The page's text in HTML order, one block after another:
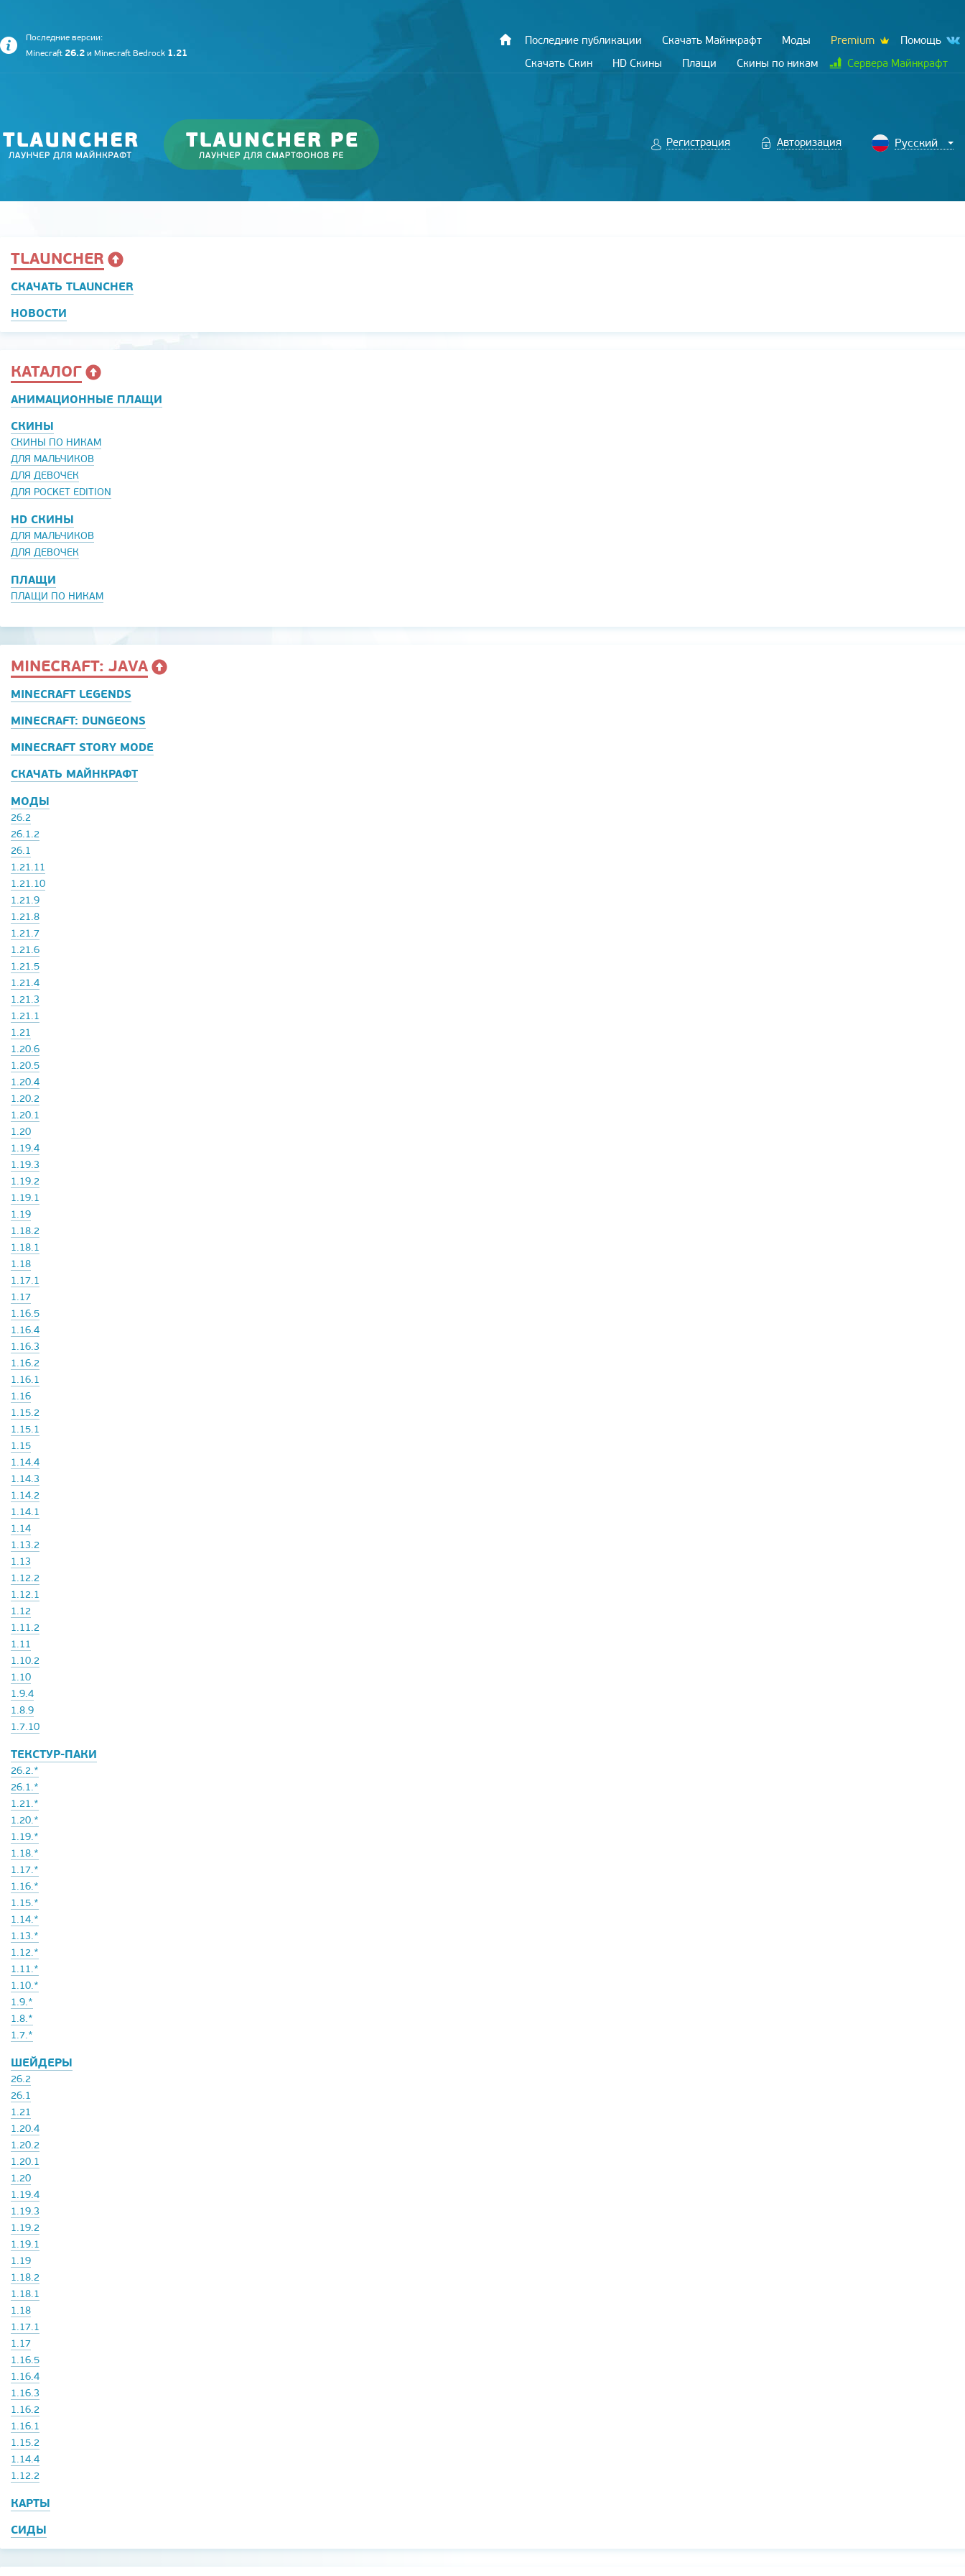
Последние версии:
Minecraft 26.2 и Minecraft Bedrock 1.21
Последние публикации Скачать Майнкрафт Моды Premium
Помощь
Скачать Скин
HD Скины Плащи Скины по никам Сервера Майнкрафт
Регистрация Авторизация
TLAUNCHER
СКАЧАТЬ TLAUNCHER
НОВОСТИ
КАТАЛОГ
АНИМАЦИОННЫЕ ПЛАЩИ
СКИНЫ
СКИНЫ ПО НИКАМ
ДЛЯ МАЛЬЧИКОВ
ДЛЯ ДЕВОЧЕК
ДЛЯ POCKET EDITION
HD СКИНЫ
ДЛЯ МАЛЬЧИКОВ
ДЛЯ ДЕВОЧЕК
ПЛАЩИ
ПЛАЩИ ПО НИКАМ
MINECRAFT: JAVA
MINECRAFT LEGENDS
MINECRAFT: DUNGEONS
MINECRAFT STORY MODE
СКАЧАТЬ МАЙНКРАФТ
МОДЫ
26.2
26.1.2
26.1
1.21.11
1.21.10
1.21.9
1.21.8
1.21.7
1.21.6
1.21.5
1.21.4
1.21.3
1.21.1
1.21
1.20.6
1.20.5
1.20.4
1.20.2
1.20.1
1.20
1.19.4
1.19.3
1.19.2
1.19.1
1.19
1.18.2
1.18.1
1.18
1.17.1
1.17
1.16.5
1.16.4
1.16.3
1.16.2
1.16.1
1.16
1.15.2
1.15.1
1.15
1.14.4
1.14.3
1.14.2
1.14.1
1.14
1.13.2
1.13
1.12.2
1.12.1
1.12
1.11.2
1.11
1.10.2
1.10
1.9.4
1.8.9
1.7.10
ТЕКСТУР-ПАКИ
26.2.*
26.1.*
1.21.*
1.20.*
1.19.*
1.18.*
1.17.*
1.16.*
1.15.*
1.14.*
1.13.*
1.12.*
1.11.*
1.10.*
1.9.*
1.8.*
1.7.*
ШЕЙДЕРЫ
26.2
26.1
1.21
1.20.4
1.20.2
1.20.1
1.20
1.19.4
1.19.3
1.19.2
1.19.1
1.19
1.18.2
1.18.1
1.18
1.17.1
1.17
1.16.5
1.16.4
1.16.3
1.16.2
1.16.1
1.15.2
1.14.4
1.12.2
КАРТЫ
СИДЫ